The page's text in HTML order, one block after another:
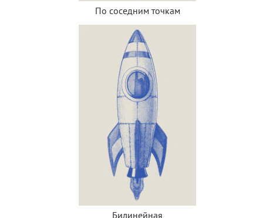
По соседним точкам
Билинейная